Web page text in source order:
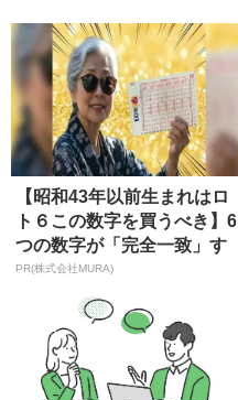
【昭和43年以前生まれはロ
ト６この数字を買うべき】6
つの数字が「完全一致」す
る方...
PR(株式会社MURA)